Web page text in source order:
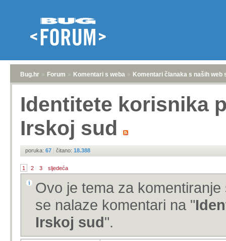
Bug.hr » Forum » Komentari s weba » Komentari članaka s naših web
Identitete korisnika
Irskoj sud
poruka: 67 | čitano: 18.388
1 2 3 sljedeća
Ovo je tema za
se nalaze komentari na "
Irskoj sud".